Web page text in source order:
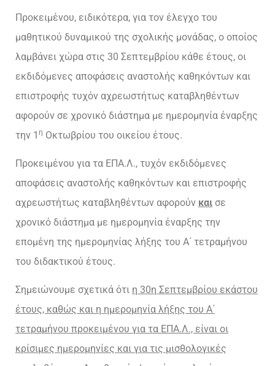
Προκειμένου, ειδικότερα, για τον έλεγχο του
μαθητικού δυναμικού της σχολικής μονάδας, ο οποίος
λαμβάνει χώρα στις 30 Σεπτεμβρίου κάθε έτους, οι
εκδιδόμενες αποφάσεις αναστολής καθηκόντων και
επιστροφής τυχόν αχρεωστήτως καταβληθέντων
αφορούν σε χρονικό διάστημα με ημερομηνία έναρξης
την 1 η Οκτωβρίου του οικείου έτους.
Προκειμένου για τα ΕΠΑ.Λ., τυχόν εκδιδόμενες
αποφάσεις αναστολής καθηκόντων και επιστροφής
αχρεωστήτως καταβληθέντων αφορούν και σε
χρονικό διάστημα με ημερομηνία έναρξης την
επομένη της ημερομηνίας λήξης του Α΄ τετραμήνου
του διδακτικού έτους.
Σημειώνουμε σχετικά ότι η 30η Σεπτεμβρίου εκάστου
έτους, καθώς και η ημερομηνία λήξης του Α΄
τετραμήνου προκειμένου για τα ΕΠΑ.Λ., είναι οι
κρίσιμες ημερομηνίες και για τις μισθολογικές